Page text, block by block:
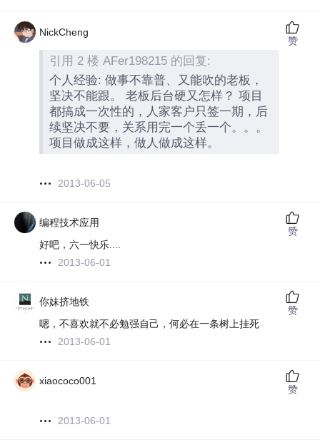
NickCheng
引用 2 楼 AFer198215 的回复:
个人经验: 做事不靠普、又能吹的老板，
坚决不能跟。 老板后台硬又怎样？ 项目
都搞成一次性的，人家客户只签一期，后
续坚决不要，关系用完一个丢一个。。。
项目做成这样，做人做成这样。
2013-06-05
赞
编程技术应用
好吧，六一快乐....
2013-06-01
赞
你妹挤地铁
嗯，不喜欢就不必勉强自己，何必在一条树上挂死
2013-06-01
赞
xiaococo001
2013-06-01
赞